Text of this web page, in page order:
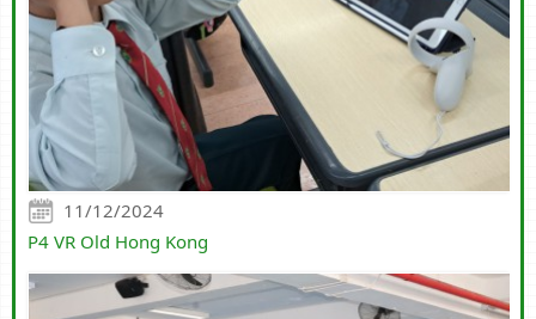
11/12/2024
P4 VR Old Hong Kong